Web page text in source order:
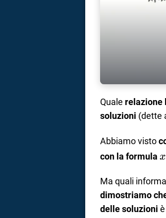
Quale relazione
soluzioni (dette
Abbiamo visto
con la formula x
Ma quali
dimostriamo
delle soluzioni è